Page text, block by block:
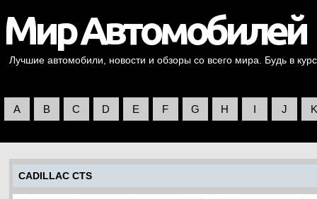
Лучшие автомобили, новости и обзоры со всего мира. Будь в
A B C D E F G H I J K
CADILLAC CTS